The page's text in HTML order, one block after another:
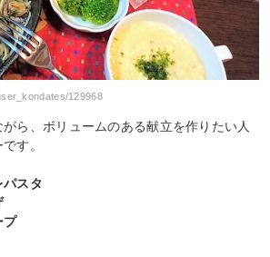
129968
ら、ボリュームのある献立を作りたい人
す。
パスタ
プ